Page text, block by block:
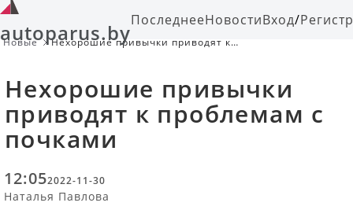
autoparus.byПоследнееНовостиВход/
Новые
Нехорошие привычки приводят к
Нехорошие привычки
приводят к проблемам с
почками
12:052022-11-30
Наталья Павлова